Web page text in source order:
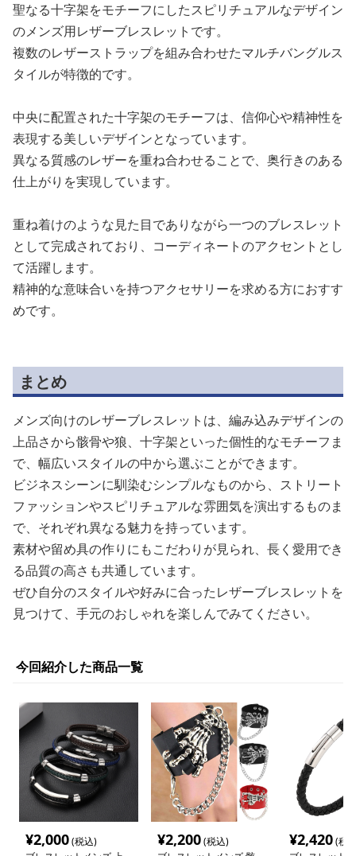
聖なる十字架をモチーフにしたスピリチュアルなデザイン
のメンズ用レザーブレスレットです。
複数のレザーストラップを組み合わせたマルチバングルス
タイルが特徴的です。
中央に配置された十字架のモチーフは、信仰心や精神性を
表現する美しいデザインとなっています。
異なる質感のレザーを重ね合わせることで、奥行きのある
仕上がりを実現しています。
重ね着けのような見た目でありながら一つのブレスレット
として完成されており、コーディネートのアクセントとし
て活躍します。
精神的な意味合いを持つアクセサリーを求める方におすす
めです。
まとめ
メンズ向けのレザーブレスレットは、編み込みデザインの
上品さから骸骨や狼、十字架といった個性的なモチーフま
で、幅広いスタイルの中から選ぶことができます。
ビジネスシーンに馴染むシンプルなものから、ストリート
ファッションやスピリチュアルな雰囲気を演出するものま
で、それぞれ異なる魅力を持っています。
素材や留め具の作りにもこだわりが見られ、長く愛用でき
る品質の高さも共通しています。
ぜひ自分のスタイルや好みに合ったレザーブレスレットを
見つけて、手元のおしゃれを楽しんでみてください。
今回紹介した商品一覧
¥2,000(税込)
¥2,200(税込)
¥2,420(税